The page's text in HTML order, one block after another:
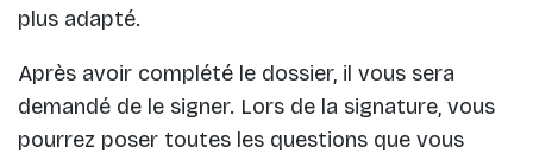
plus adapté.
Après avoir complété le dossier, il vous sera
demandé de le signer. Lors de la signature, vous
pourrez poser toutes les questions que vous